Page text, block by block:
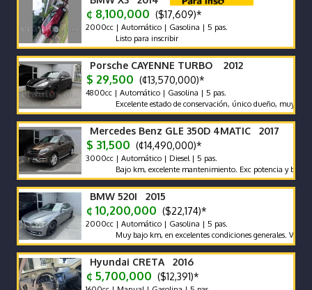
¢ 8,100,000 ($17,609)*
2000cc | Automático | Gasolina | 5 pas.
Listo para inscribir
Porsche CAYENNE TURBO 2012
$ 29,500 (¢13,570,000)*
4800cc | Automático | Gasolina | 5 pas.
Excelente estado de conservación, único dueño, muy bajo
Mercedes Benz GLE 350D 4MATIC 2017
$ 31,500 (¢14,490,000)*
3000cc | Automático | Diesel | 5 pas.
Bajo km, excelente mantenimiento. Exc potencia y bajo
BMW 520I 2015
¢ 10,200,000 ($22,174)*
2000cc | Automático | Gasolina | 5 pas.
Muy bajo km, en excelentes condiciones generales. Vehículo
Hyundai CRETA 2016
¢ 5,700,000 ($12,391)*